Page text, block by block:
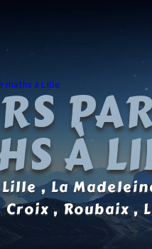
À
, La
Croix , Roubaix